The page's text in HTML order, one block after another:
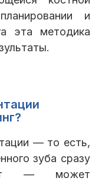
Лицензии
и
эта методика
— то есть,
зуба сразу
— может